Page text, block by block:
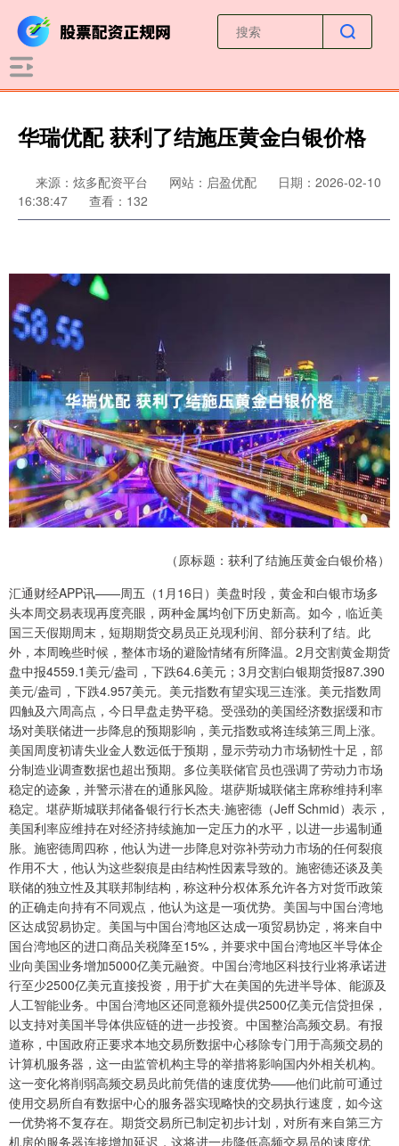
华瑞优配 获利了结施压黄金白银价格
来源：炫多配资平台 网站：启盈优配
日期：2026-02-10
16:38:47
查看：132
（原标题：获利了结施压黄金白银价格）
汇通财经APP讯——周五（1月16日）美盘时段，黄金和白银市场多
头本周交易表现再度亮眼，两种金属均创下历史新高。如今，临近美
国三天假期周末，短期期货交易员正兑现利润、部分获利了结。此
外，本周晚些时候，整体市场的避险情绪有所降温。2月交割黄金期货
盘中报4559.1美元/盎司，下跌64.6美元；3月交割白银期货报87.390
美元/盎司，下跌4.957美元。美元指数有望实现三连涨。美元指数周
四触及六周高点，今日早盘走势平稳。受强劲的美国经济数据缓和市
场对美联储进一步降息的预期影响，美元指数或将连续第三周上涨。
美国周度初请失业金人数远低于预期，显示劳动力市场韧性十足，部
分制造业调查数据也超出预期。多位美联储官员也强调了劳动力市场
稳定的迹象，并警示潜在的通胀风险。堪萨斯城联储主席称维持利率
稳定。堪萨斯城联邦储备银行行长杰夫·施密德（Jeff Schmid）表示，
美国利率应维持在对经济持续施加一定压力的水平，以进一步遏制通
胀。施密德周四称，他认为进一步降息对弥补劳动力市场的任何裂痕
作用不大，他认为这些裂痕是由结构性因素导致的。施密德还谈及美
联储的独立性及其联邦制结构，称这种分权体系允许各方对货币政策
的正确走向持有不同观点，他认为这是一项优势。美国与中国台湾地
区达成贸易协定。美国与中国台湾地区达成一项贸易协定，将来自中
国台湾地区的进口商品关税降至15%，并要求中国台湾地区半导体企
业向美国业务增加5000亿美元融资。中国台湾地区科技行业将承诺进
行至少2500亿美元直接投资，用于扩大在美国的先进半导体、能源及
人工智能业务。中国台湾地区还同意额外提供2500亿美元信贷担保，
以支持对美国半导体供应链的进一步投资。中国整治高频交易。有报
道称，中国政府正要求本地交易所数据中心移除专门用于高频交易的
计算机服务器，这一由监管机构主导的举措将影响国内外相关机构。
这一变化将削弱高频交易员此前凭借的速度优势——他们此前可通过
使用交易所自有数据中心的服务器实现略快的交易执行速度，如今这
一优势将不复存在。期货交易所已制定初步计划，对所有来自第三方
机房的服务器连接增加延迟，这将进一步降低高频交易员的速度优